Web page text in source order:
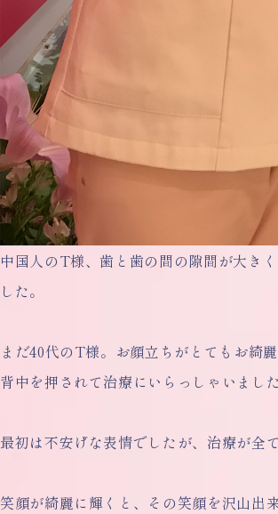
中国人のT様、歯と歯の間の隙間が大き
した。
まだ40代のT様。お顔立ちがとてもお綺
背中を押されて治療にいらっしゃいました
最初は不安げな表情でしたが、治療が全
笑顔が綺麗に輝くと、その笑顔を沢山出